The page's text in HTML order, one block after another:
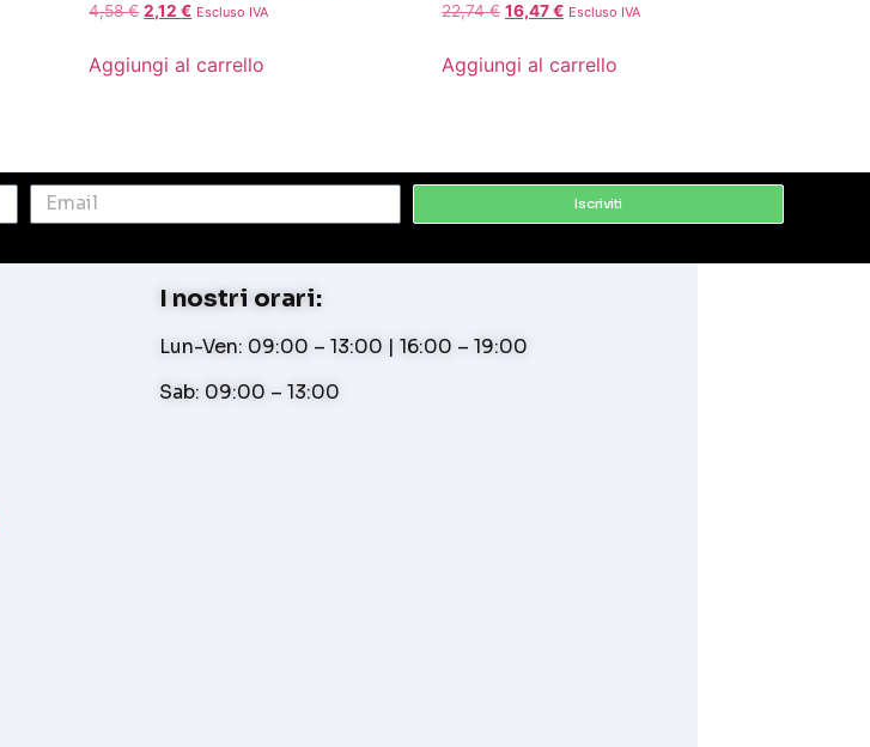
4,58€ 2,12€ Escluso IVA
Aggiungi al carrello
22,74€ 16,47€ Escluso IVA
Aggiungi al carrello
Iscriviti
I nostri orari:
Lun-Ven: 09:00 – 13:00 | 16:00 – 19:00
Sab: 09:00 – 13:00